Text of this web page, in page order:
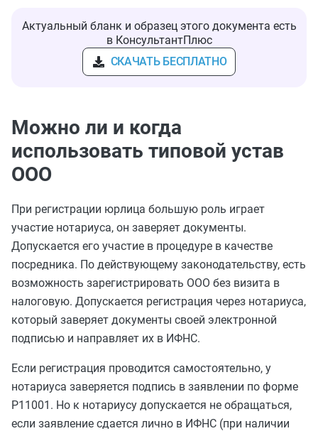
Актуальный бланк и образец этого документа есть
в КонсультантПлюс
СКАЧАТЬ БЕСПЛАТНО
Можно ли и когда
использовать типовой устав
ООО
При регистрации юрлица большую роль играет
участие нотариуса, он заверяет документы.
Допускается его участие в процедуре в качестве
посредника. По действующему законодательству, есть
возможность зарегистрировать ООО без визита в
налоговую. Допускается регистрация через нотариуса,
который заверяет документы своей электронной
подписью и направляет их в ИФНС.
Если регистрация проводится самостоятельно, у
нотариуса заверяется подпись в заявлении по форме
Р11001. Но к нотариусу допускается не обращаться,
если заявление сдается лично в ИФНС (при наличии